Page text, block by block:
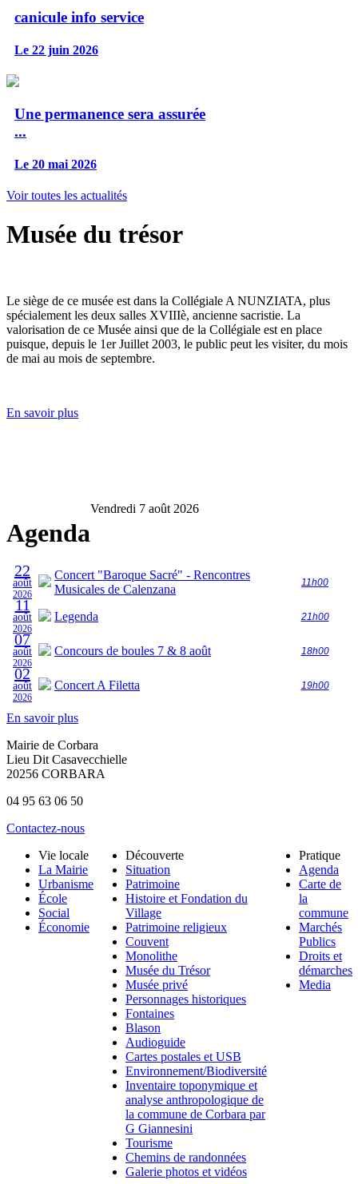
canicule info service
Le 22 juin 2026
Une permanence sera assurée
...
Le 20 mai 2026
Voir toutes les actualités
Musée du trésor
Le siège de ce musée est dans la Collégiale A NUNZIATA, plus
spécialement les deux salles XVIIIè, ancienne sacristie. La
valorisation de ce Musée ainsi que de la Collégiale est en place
puisque, depuis le 1er Juillet 2003, le public peut les visiter, du mois
de mai au mois de septembre.
En savoir plus
Agenda
Vendredi 7 août 2026
22
août
2026
Concert "Baroque Sacré" - Rencontres
Musicales de Calenzana
11h00
11
août
2026
Legenda 21h00
07
août
2026
Concours de boules 7 & 8 août 18h00
02
août
2026
Concert A Filetta 19h00
En savoir plus
Mairie de Corbara
Lieu Dit Casavecchielle
20256 CORBARA
04 95 63 06 50
Contactez-nous
Vie locale
La Mairie
Urbanisme
École
Social
Économie
Découverte
Situation
Patrimoine
Histoire et Fondation du
Village
Patrimoine religieux
Couvent
Monolithe
Musée du Trésor
Musée privé
Personnages historiques
Fontaines
Blason
Audioguide
Cartes postales et USB
Environnement/Biodiversité
Inventaire toponymique et
analyse anthropologique de
la commune de Corbara par
G Giannesini
Tourisme
Chemins de randonnées
Galerie photos et vidéos
Pratique
Agenda
Carte de
la
commune
Marchés
Publics
Droits et
démarches
Media